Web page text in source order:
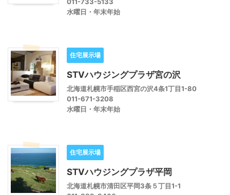
水曜日・年末年始
住宅展示場
STVハウジングプラザ宮の沢
北海道札幌市手稲区西宮の沢4条1丁目1-80
011-671-3208
水曜日・年末年始
住宅展示場
STVハウジングプラザ平岡
北海道札幌市清田区平岡3条５丁目1-1